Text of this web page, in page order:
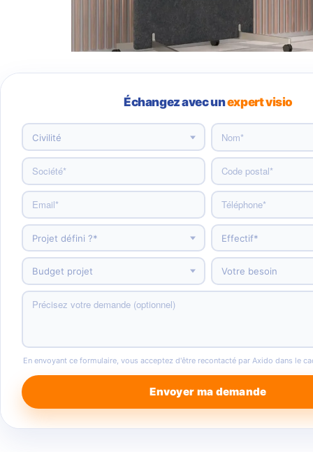
Échangez avec unexpert visio
En envoyant ce formulaire, vous acceptez d'être recontacté par Axido dans le
Envoyer ma demande